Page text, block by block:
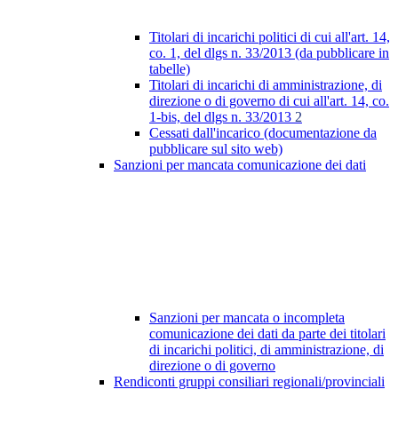
Titolari di incarichi politici di cui all'art. 14,
co. 1, del dlgs n. 33/2013 (da pubblicare in
tabelle)
Titolari di incarichi di amministrazione, di
direzione o di governo di cui all'art. 14, co.
1-bis, del dlgs n. 33/2013 2
Cessati dall'incarico (documentazione da
pubblicare sul sito web)
Sanzioni per mancata comunicazione dei dati
Sanzioni per mancata o incompleta
comunicazione dei dati da parte dei titolari
di incarichi politici, di amministrazione, di
direzione o di governo
Rendiconti gruppi consiliari regionali/provinciali